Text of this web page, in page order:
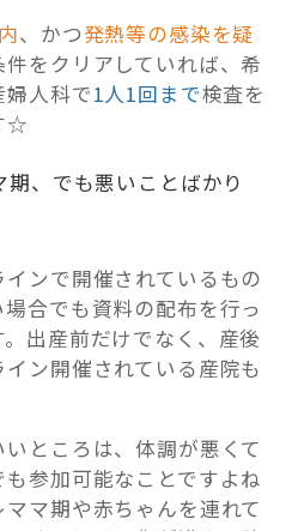
、かつ発熱等の感染を疑
件をクリアしていれば、希
人科で1人1回まで検査を
☆
、でも悪いことばかり
ンで開催されているもの
合でも資料の配布を行っ
出産前だけでなく、産後
ン開催されている産院も
ところは、体調が悪くて
参加可能なことですよね
マ期や赤ちゃんを連れて